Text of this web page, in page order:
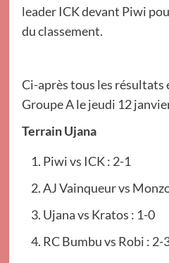
leader ICK devant Piwi
du classement.
Ci-après tous les résultats
Groupe A le jeudi 12
Terrain Ujana
Piwi vs ICK : 2-1
AJ Vainqueur vs
Ujana vs Kratos : 1-0
RC Bumbu vs Robi : 2-